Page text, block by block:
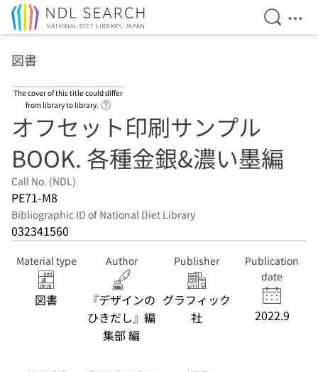
Open
図書
The cover of this title could differ
from library to library.
オフセット印刷サンプル
BOOK. 各種金銀&濃い墨編
Call No. (NDL)
PE71-M8
Bibliographic ID of National Diet Library
032341560
Material type
図書
Author
『デザインの
ひきだし』編
集部 編
Publisher
グラフィック
社
Publication
date
2022.9